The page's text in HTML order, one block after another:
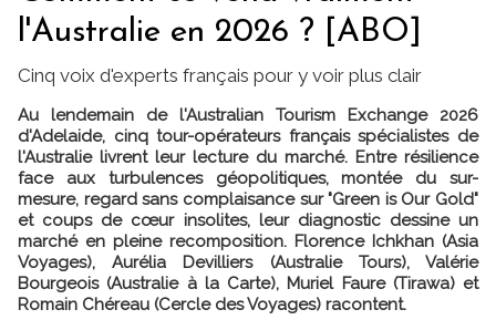
l'Australie en 2026 ? [ABO]
Cinq voix d'experts français pour y voir plus clair
Au lendemain de l'Australian Tourism Exchange 2026
d'Adelaide, cinq tour-opérateurs français spécialistes de
l'Australie livrent leur lecture du marché. Entre résilience
face aux turbulences géopolitiques, montée du sur-
mesure, regard sans complaisance sur "Green is Our Gold"
et coups de cœur insolites, leur diagnostic dessine un
marché en pleine recomposition. Florence Ichkhan (Asia
Voyages), Aurélia Devilliers (Australie Tours), Valérie
Bourgeois (Australie à la Carte), Muriel Faure (Tirawa) et
Romain Chéreau (Cercle des Voyages) racontent.